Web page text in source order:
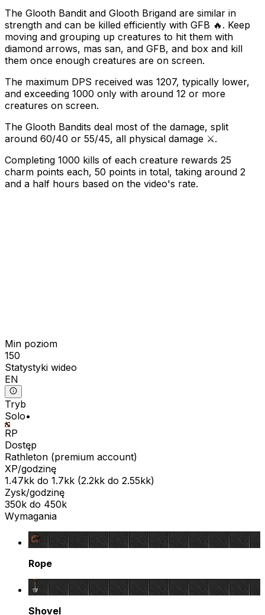
The Glooth Bandit and Glooth Brigand are similar in
strength and can be killed efficiently with GFB 🔥. Keep
moving and grouping up creatures to hit them with
diamond arrows, mas san, and GFB, and box and kill
them once enough creatures are on screen.
The maximum DPS received was 1207, typically lower,
and exceeding 1000 only with around 12 or more
creatures on screen.
The Glooth Bandits deal most of the damage, split
around 60/40 or 55/45, all physical damage ⚔️.
Completing 1000 kills of each creature rewards 25
charm points each, 50 points in total, taking around 2
and a half hours based on the video's rate.
Min poziom
150
Statystyki wideo
EN
Tryb
Solo•
RP
Dostęp
Rathleton (premium account)
XP/godzinę
1.47kk do 1.7kk (2.2kk do 2.55kk)
Zysk/godzinę
350k do 450k
Wymagania
Rope
Shovel